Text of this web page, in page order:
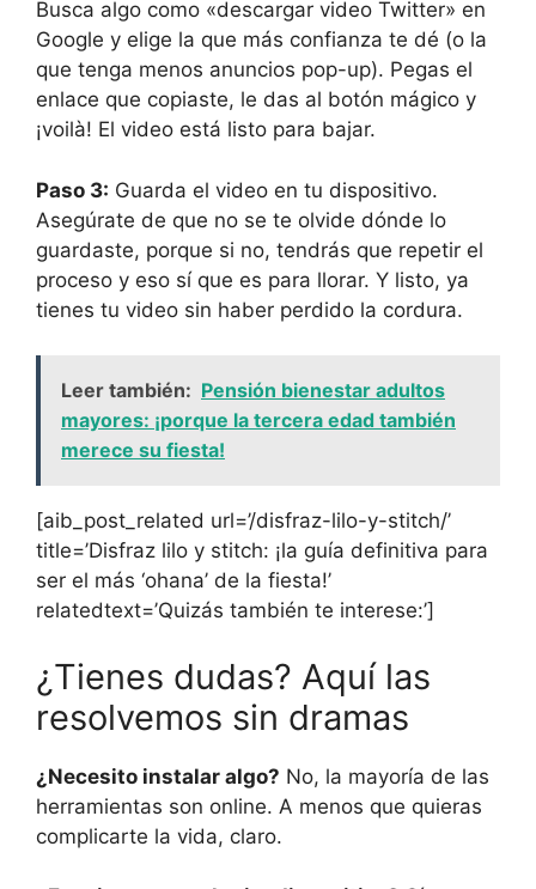
Busca algo como «descargar video Twitter» en
Google y elige la que más confianza te dé (o la
que tenga menos anuncios pop-up). Pegas el
enlace que copiaste, le das al botón mágico y
¡voilà! El video está listo para bajar.
Paso 3: Guarda el video en tu dispositivo.
Asegúrate de que no se te olvide dónde lo
guardaste, porque si no, tendrás que repetir el
proceso y eso sí que es para llorar. Y listo, ya
tienes tu video sin haber perdido la cordura.
Leer también: Pensión bienestar adultos
mayores: ¡porque la tercera edad también
merece su fiesta!
[aib_post_related url=’/disfraz-lilo-y-stitch/’
title=’Disfraz lilo y stitch: ¡la guía definitiva para
ser el más ‘ohana’ de la fiesta!’
relatedtext=’Quizás también te interese:’]
¿Tienes dudas? Aquí las
resolvemos sin dramas
¿Necesito instalar algo? No, la mayoría de las
herramientas son online. A menos que quieras
complicarte la vida, claro.